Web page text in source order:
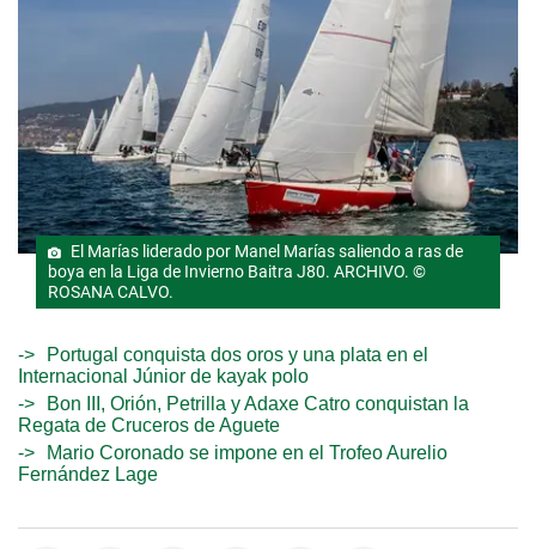
El Marías liderado por Manel Marías saliendo a ras de
boya en la Liga de Invierno Baitra J80. ARCHIVO. ©
ROSANA CALVO.
Portugal conquista dos oros y una plata en el
Internacional Júnior de kayak polo
Bon III, Orión, Petrilla y Adaxe Catro conquistan la
Regata de Cruceros de Aguete
Mario Coronado se impone en el Trofeo Aurelio
Fernández Lage